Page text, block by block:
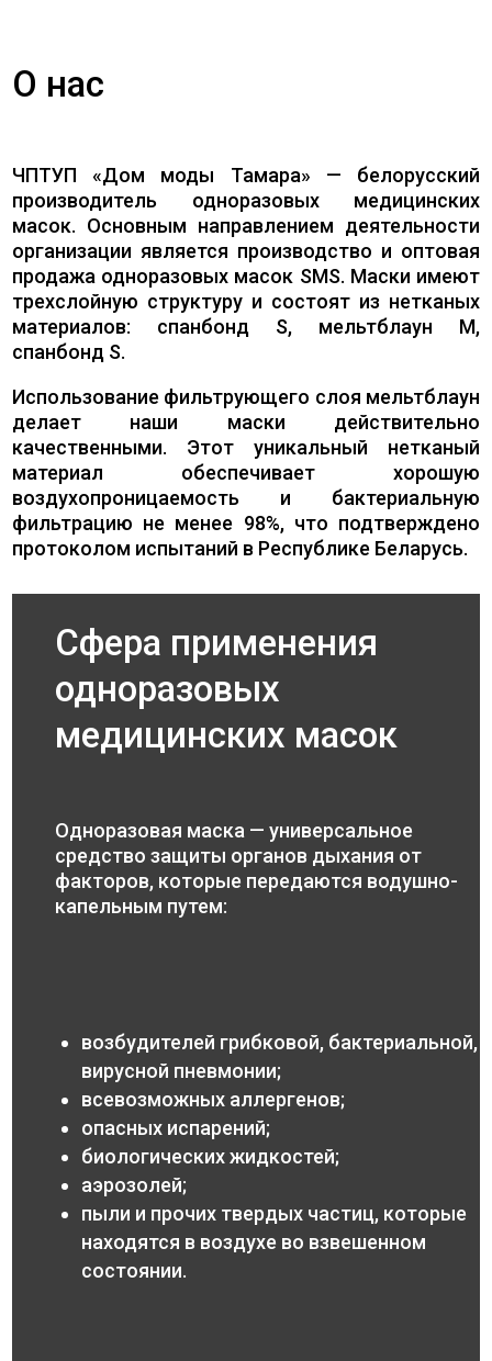
О нас
ЧПТУП «Дом моды Тамара» — белорусский
производитель одноразовых медицинских
масок. Основным направлением деятельности
организации является производство и оптовая
продажа одноразовых масок SMS. Маски имеют
трехслойную структуру и состоят из нетканых
материалов: спанбонд S, мельтблаун M,
спанбонд S.
Использование фильтрующего слоя мельтблаун
делает наши маски действительно
качественными. Этот уникальный нетканый
материал обеспечивает хорошую
воздухопроницаемость и бактериальную
фильтрацию не менее 98%, что подтверждено
протоколом испытаний в Республике Беларусь.
Сфера применения
одноразовых
медицинских масок
Одноразовая маска — универсальное
средство защиты органов дыхания от
факторов, которые передаются водушно-
капельным путем:
возбудителей грибковой, бактериальной,
вирусной пневмонии;
всевозможных аллергенов;
опасных испарений;
биологических жидкостей;
аэрозолей;
пыли и прочих твердых частиц, которые
находятся в воздухе во взвешенном
состоянии.